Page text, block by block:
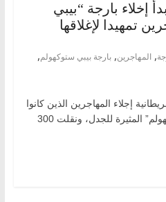
إخلاء بارجة “بيبي
تمهيدا لإغلاقها
, المهاجرين, بارجة بيبي ستوكهولم,
إجلاء المهاجرين الذين كانوا
يقيمون على بارجة “بيبي ستوكهولم” المثيرة للجدل، ونقلت 300